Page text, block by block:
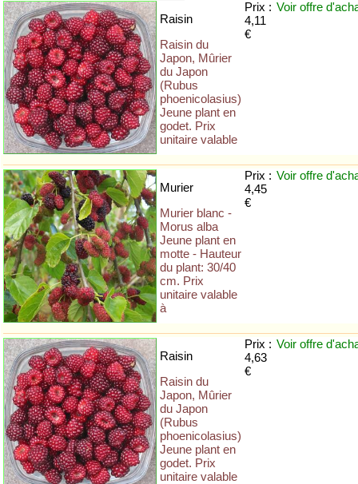
Raisin
Raisin du
Japon, Mûrier
du Japon
(Rubus
phoenicolasius)
Jeune plant en
godet. Prix
unitaire valable
Prix :
4,11
€
Voir offre
Murier
Murier blanc -
Morus alba
Jeune plant en
motte - Hauteur
du plant: 30/40
cm. Prix
unitaire valable
à
Prix :
4,45
€
Voir offre
Raisin
Raisin du
Japon, Mûrier
du Japon
(Rubus
phoenicolasius)
Jeune plant en
godet. Prix
unitaire valable
Prix :
4,63
€
Voir offre